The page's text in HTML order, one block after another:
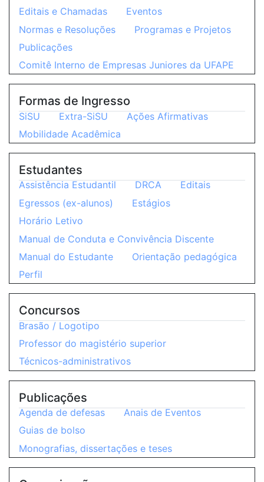
Editais e Chamadas
Eventos
Normas e Resoluções
Programas e Projetos
Publicações
Comitê Interno de Empresas Juniores da UFAPE
Formas de Ingresso
SiSU Extra-SiSU
Ações Afirmativas
Mobilidade Acadêmica
Estudantes
Assistência Estudantil DRCA
Editais
Egressos (ex-alunos)
Estágios
Horário Letivo
Manual de Conduta e Convivência Discente
Manual do Estudante
Orientação pedagógica
Perfil
Concursos
Brasão / Logotipo
Professor do magistério superior
Técnicos-administrativos
Publicações
Agenda de defesas
Anais de Eventos
Guias de bolso
Monografias, dissertações e teses